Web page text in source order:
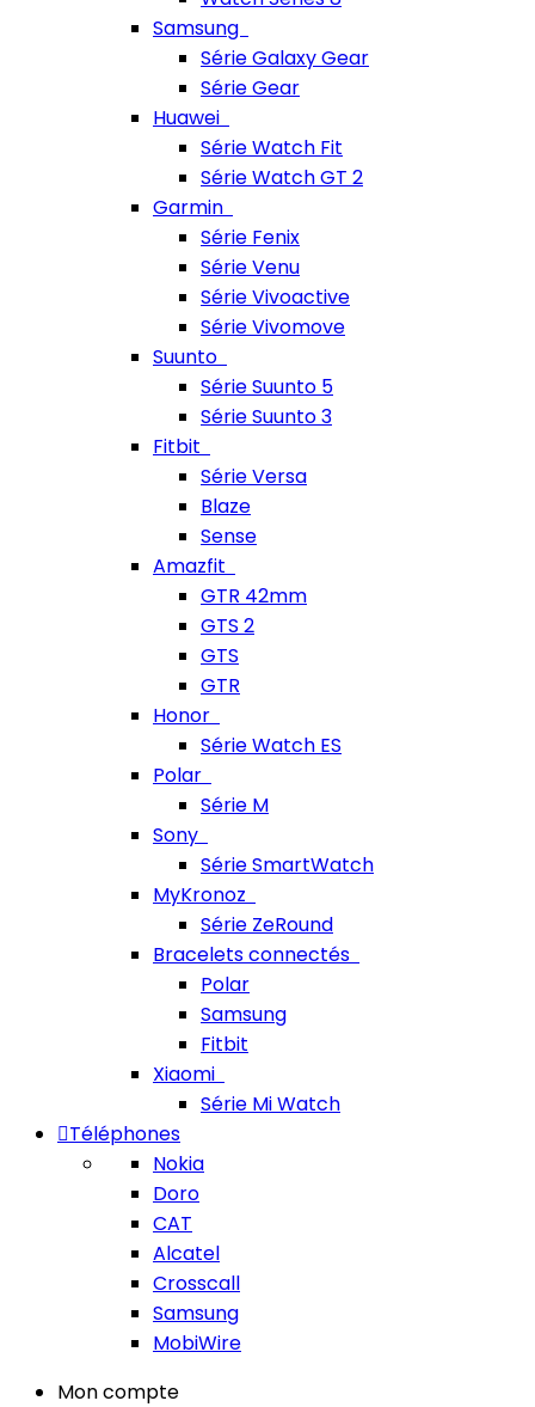
Samsung
Série Galaxy Gear
Série Gear
Huawei
Série Watch Fit
Série Watch GT 2
Garmin
Série Fenix
Série Venu
Série Vivoactive
Série Vivomove
Suunto
Série Suunto 5
Série Suunto 3
Fitbit
Série Versa
Blaze
Sense
Amazfit
GTR 42mm
GTS 2
GTS
GTR
Honor
Série Watch ES
Polar
Série M
Sony
Série SmartWatch
MyKronoz
Série ZeRound
Bracelets connectés
Polar
Samsung
Fitbit
Xiaomi
Série Mi Watch
Téléphones
Nokia
Doro
CAT
Alcatel
Crosscall
Samsung
MobiWire
Mon compte